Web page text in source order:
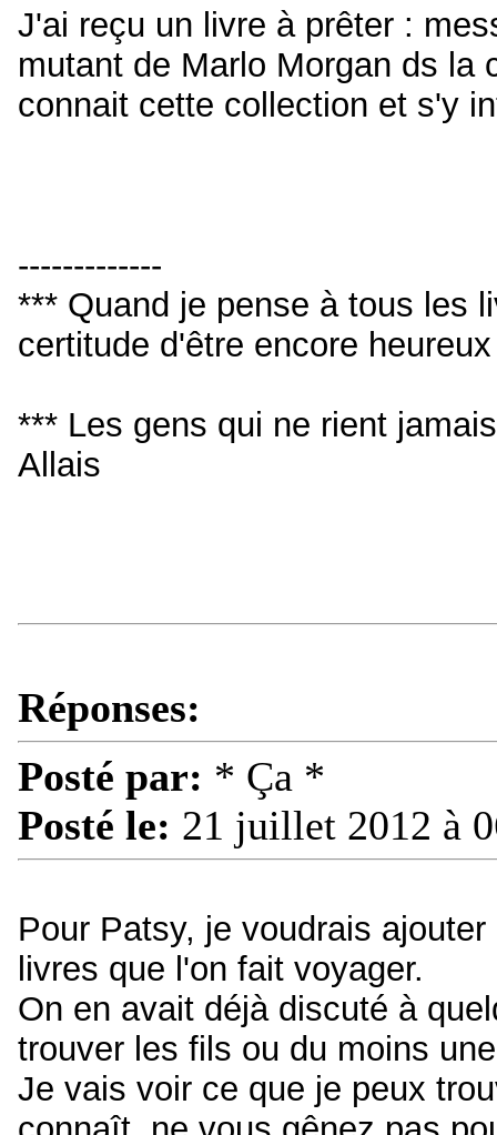
J'ai reçu un livre à prêter :
mutant de Marlo Morgan ds la
connait cette collection et s'y
-------------
*** Quand je pense à tous les
certitude d'être encore
*** Les gens qui ne rient
Allais
Réponses:
Posté par: * Ça *
Posté le: 21 juillet 2012 à
Pour Patsy, je voudrais
livres que l'on fait voyager.
On en avait déjà discuté à
trouver les fils ou du moins
Je vais voir ce que je peux